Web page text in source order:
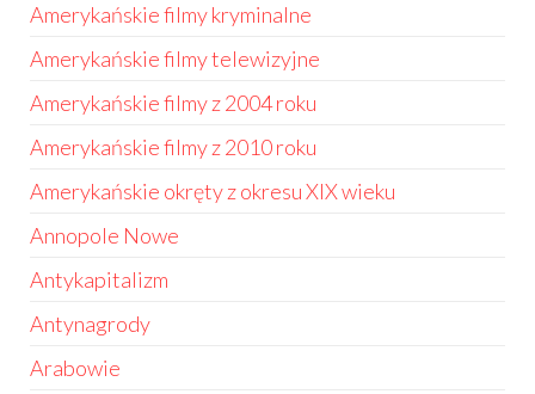
Amerykańskie filmy kryminalne
Amerykańskie filmy telewizyjne
Amerykańskie filmy z 2004 roku
Amerykańskie filmy z 2010 roku
Amerykańskie okręty z okresu XIX wieku
Annopole Nowe
Antykapitalizm
Antynagrody
Arabowie